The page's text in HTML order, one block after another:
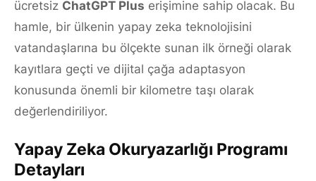
ücretsiz ChatGPT Plus erişimine sahip olacak. Bu
hamle, bir ülkenin yapay zeka teknolojisini
vatandaşlarına bu ölçekte sunan ilk örneği olarak
kayıtlara geçti ve dijital çağa adaptasyon
konusunda önemli bir kilometre taşı olarak
değerlendiriliyor.
Yapay Zeka Okuryazarlığı Programı
Detayları